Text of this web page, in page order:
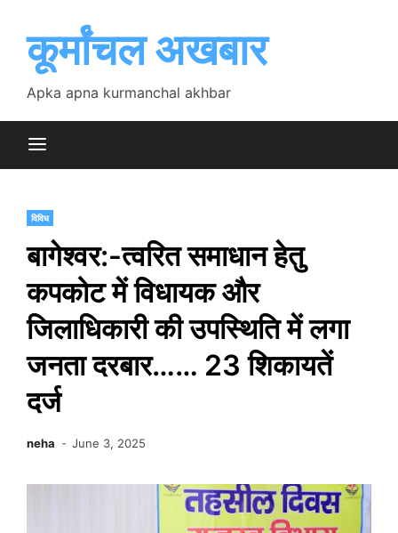
contentकूर्मांचल अखबार
Apka apna kurmanchal akhbar
विविध
बागेश्वर:-त्वरित समाधान हेतु
कपकोट में विधायक और
जिलाधिकारी की उपस्थिति में लगा
जनता दरबार…… 23 शिकायतें
दर्ज
neha June 3, 2025